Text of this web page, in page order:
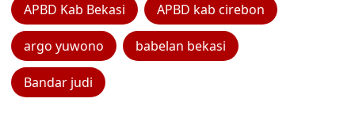
APBD Kab Bekasi APBD kab cirebon
argo yuwono babelan bekasi
Bandar judi